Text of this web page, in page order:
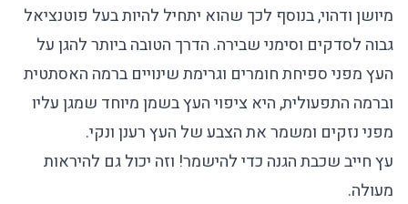
מיושן ודהוי, בנוסף לכך שהוא יתחיל להיות בעל פוטנציאל
גבוה לסדקים וסימני שבירה. הדרך הטובה ביותר להגן על
העץ מפני ספיחת חומרים וגרימת שינויים ברמה האסתטית
וברמה התפעולית, היא ציפוי העץ בשמן מיוחד שמגן עליו
מפני נזקים ומשמר את הצבע של העץ רענן ונקי.
עץ חייב שכבת הגנה כדי להישמר! וזה יכול גם להיראות
מעולה.